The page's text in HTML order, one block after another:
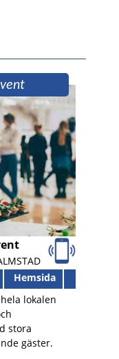
Hemsida
lokalen
stora
gäster.